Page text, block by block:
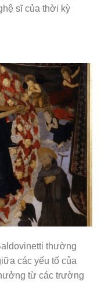
sĩ của thời kỳ
thường
các yếu tố của
từ các trường